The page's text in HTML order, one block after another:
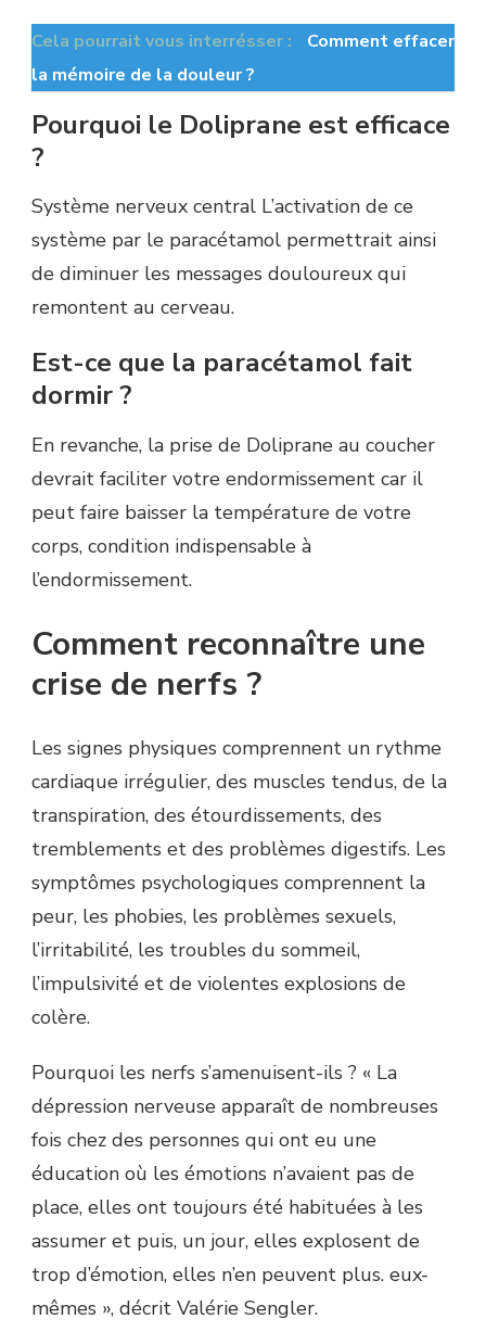
Cela pourrait vous interrésser :
Comment effacer
la mémoire de la douleur ?
Pourquoi le Doliprane est efficace
?
Système nerveux central L’activation de ce
système par le paracétamol permettrait ainsi
de diminuer les messages douloureux qui
remontent au cerveau.
Est-ce que la paracétamol fait
dormir ?
En revanche, la prise de Doliprane au coucher
devrait faciliter votre endormissement car il
peut faire baisser la température de votre
corps, condition indispensable à
l’endormissement.
Comment reconnaître une
crise de nerfs ?
Les signes physiques comprennent un rythme
cardiaque irrégulier, des muscles tendus, de la
transpiration, des étourdissements, des
tremblements et des problèmes digestifs. Les
symptômes psychologiques comprennent la
peur, les phobies, les problèmes sexuels,
l’irritabilité, les troubles du sommeil,
l’impulsivité et de violentes explosions de
colère.
Pourquoi les nerfs s’amenuisent-ils ? « La
dépression nerveuse apparaît de nombreuses
fois chez des personnes qui ont eu une
éducation où les émotions n’avaient pas de
place, elles ont toujours été habituées à les
assumer et puis, un jour, elles explosent de
trop d’émotion, elles n’en peuvent plus. eux-
mêmes », décrit Valérie Sengler.